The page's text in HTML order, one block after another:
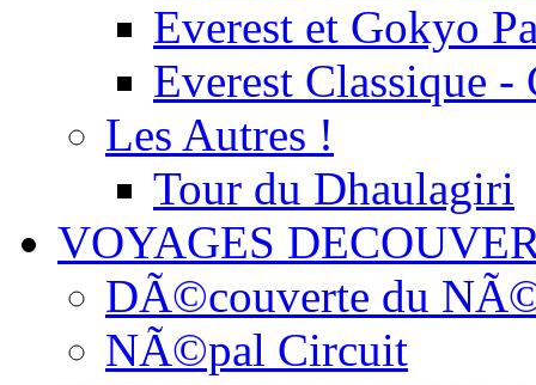
Everest et Gokyo
Everest Classique
Les Autres !
Tour du Dhaulagiri
VOYAGES
DÃ©couverte du
NÃ©pal Circuit